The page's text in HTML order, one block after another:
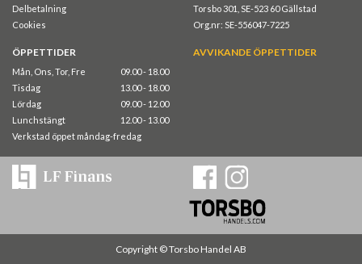
Delbetalning
Cookies
Torsbo 301, SE-523 60 Gällstad
Org.nr: SE-556047-7225
ÖPPETTIDER
Mån, Ons, Tor, Fre
09.00 - 18.00
Tisdag
13.00 - 18.00
Lördag
09.00 - 12.00
Lunchstängt
12.00 - 13.00
Verkstad öppet måndag-fredag
AVVIKANDE ÖPPETTIDER
Copyright © Torsbo Handel AB